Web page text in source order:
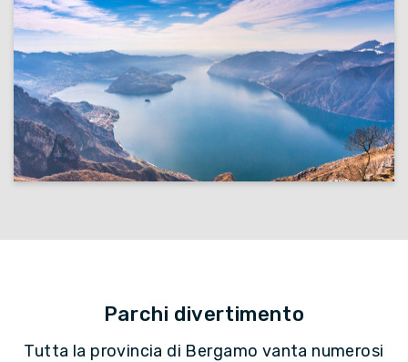
Parchi divertimento
Tutta la provincia di Bergamo vanta numerosi